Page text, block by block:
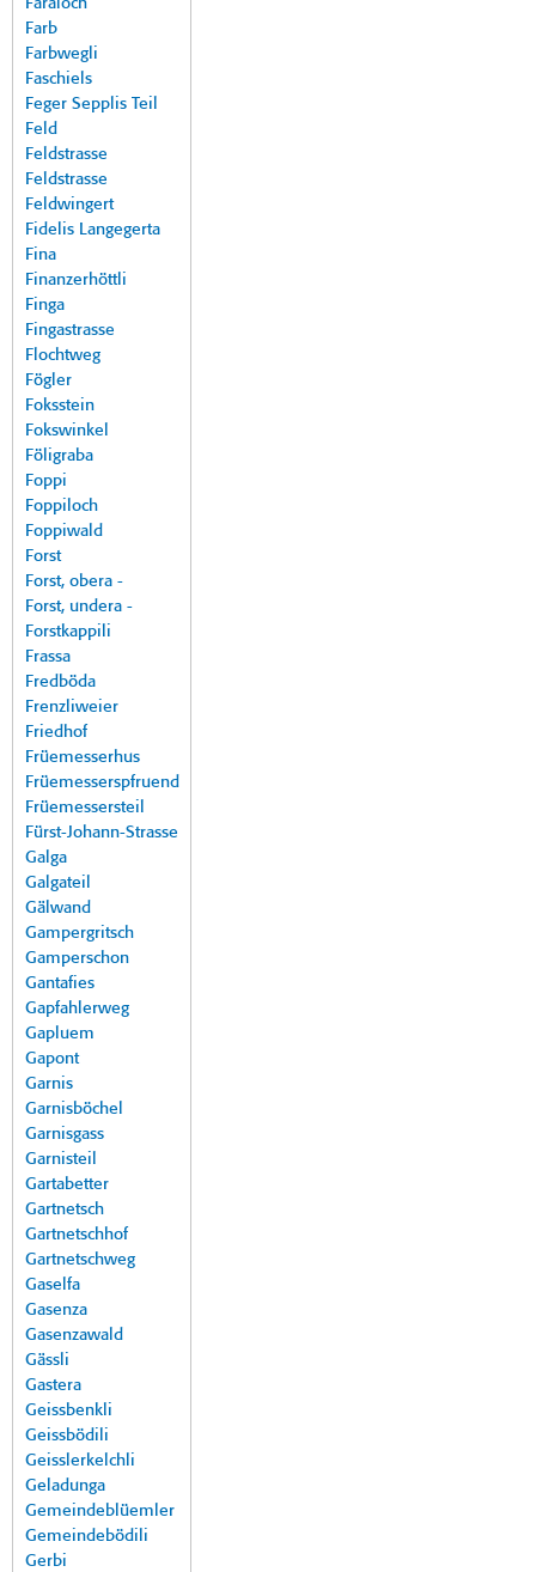
Faraloch
Farb
Farbwegli
Faschiels
Feger Sepplis Teil
Feld
Feldstrasse
Feldstrasse
Feldwingert
Fidelis Langegerta
Fina
Finanzerhöttli
Finga
Fingastrasse
Flochtweg
Fögler
Foksstein
Fokswinkel
Föligraba
Foppi
Foppiloch
Foppiwald
Forst
Forst, obera -
Forst, undera -
Forstkappili
Frassa
Fredböda
Frenzliweier
Friedhof
Früemesserhus
Früemesserspfruend
Früemessersteil
Fürst-Johann-Strasse
Galga
Galgateil
Gälwand
Gampergritsch
Gamperschon
Gantafies
Gapfahlerweg
Gapluem
Gapont
Garnis
Garnisböchel
Garnisgass
Garnisteil
Gartabetter
Gartnetsch
Gartnetschhof
Gartnetschweg
Gaselfa
Gasenza
Gasenzawald
Gässli
Gastera
Geissbenkli
Geissbödili
Geisslerkelchli
Geladunga
Gemeindeblüemler
Gemeindebödili
Gerbi